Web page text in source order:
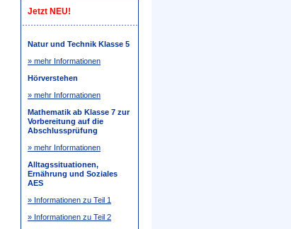
Jetzt NEU!
Natur und Technik Klasse 5
» mehr Informationen
Hörverstehen
» mehr Informationen
Mathematik ab Klasse 7 zur
Vorbereitung auf die
Abschlussprüfung
» mehr Informationen
Alltagssituationen,
Ernährung und Soziales
AES
» Informationen zu Teil 1
» Informationen zu Teil 2